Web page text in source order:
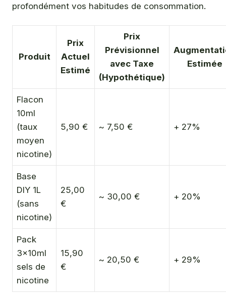
profondément vos habitudes de consommation.
Produit
Prix
Actuel
Estimé
Prix
Prévisionnel
avec Taxe
(Hypothétique)
Estimée
Flacon
10ml
(taux
moyen
nicotine)
5,90 € ~ 7,50 € + 27%
Base
DIY 1L
(sans
nicotine)
25,00
€
~ 30,00 € + 20%
Pack
3x10ml
sels de
nicotine
15,90
€
~ 20,50 € + 29%